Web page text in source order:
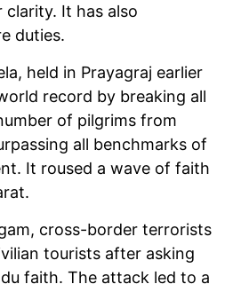
clarity. It has also
duties.
held in Prayagraj earlier
record by breaking all
of pilgrims from
all benchmarks of
It roused a wave of faith
cross-border terrorists
tourists after asking
faith. The attack led to a